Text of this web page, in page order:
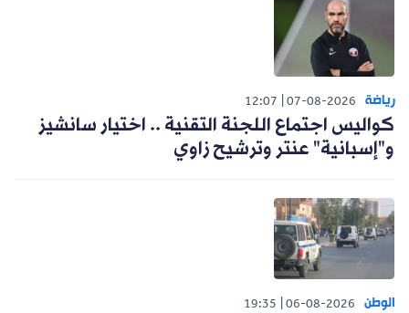
رياضة 07-08-2026
12:07
كواليس اجتماع اللجنة التقنية .. اختيار سانشيز
و"إسبانية" عنتر وترشيح زاوي
الوطن 06-08-2026
19:35